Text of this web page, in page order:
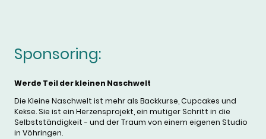
Sponsoring:
Werde Teil der kleinen Naschwelt
Die Kleine Naschwelt ist mehr als Backkurse, Cupcakes und
Kekse. Sie ist ein Herzensprojekt, ein mutiger Schritt in die
Selbstständigkeit - und der Traum von einem eigenen Studio
in Vöhringen.